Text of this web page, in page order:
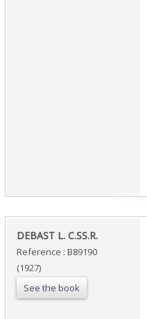
‎DEBAST L. C.SS.R.‎
Reference : B89190
(1927)
See the book